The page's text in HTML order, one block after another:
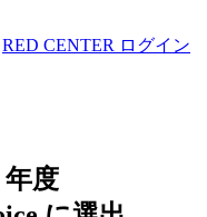
RED CENTER ログイン
度